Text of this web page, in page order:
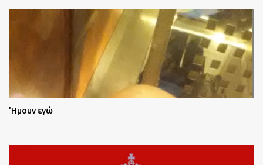
'Ημουν εγώ